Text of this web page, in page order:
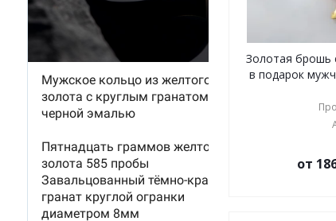
Золотая брошь
в подарок
от